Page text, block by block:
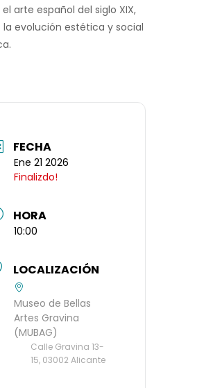
arte español del siglo XIX,
evolución estética y social
FECHA
Ene 21 2026
Finalizdo!
HORA
10:00
LOCALIZACIÓN
Museo de Bellas
Artes Gravina
(MUBAG)
Calle Gravina 13-
15, 03002 Alicante